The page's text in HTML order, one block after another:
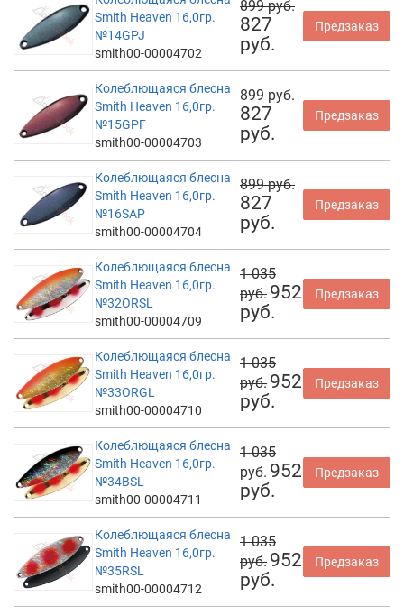
Smith Heaven 16,0гр.
№14GPJ
smith00-00004702
899 руб.
827
руб.
Предзаказ
Колеблющаяся блесна
Smith Heaven 16,0гр.
№15GPF
smith00-00004703
899 руб.
827
руб.
Предзаказ
Колеблющаяся блесна
Smith Heaven 16,0гр.
№16SAP
smith00-00004704
899 руб.
827
руб.
Предзаказ
Колеблющаяся блесна
Smith Heaven 16,0гр.
№32ORSL
smith00-00004709
1 035
руб. 952
руб.
Предзаказ
Колеблющаяся блесна
Smith Heaven 16,0гр.
№33ORGL
smith00-00004710
1 035
руб. 952
руб.
Предзаказ
Колеблющаяся блесна
Smith Heaven 16,0гр.
№34BSL
smith00-00004711
1 035
руб. 952
руб.
Предзаказ
Колеблющаяся блесна
Smith Heaven 16,0гр.
№35RSL
smith00-00004712
1 035
руб. 952
руб.
Предзаказ